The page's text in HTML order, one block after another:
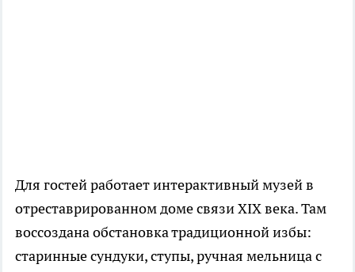
Для гостей работает интерактивный музей в
отреставрированном доме связи XIX века. Там
воссоздана обстановка традиционной избы:
старинные сундуки, ступы, ручная мельница с